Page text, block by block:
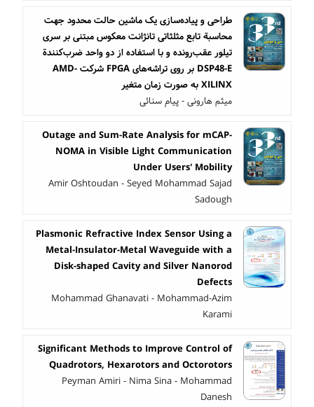
طراحی و پیاده‌سازی یک ماشین حالت محدود جهت
محاسبة تابع مثلثاتی تانژانت معکوس مبتنی بر سری
تیلور عقب‌رونده و با استفاده از دو واحد ضرب‌کنندة
DSP48-E بر روی تراشه‌های FPGA شرکت AMD-
XILINX به صورت زمان متغیر
میثم هارونی - پیام سنائی
Outage and Sum-Rate Analysis for mCAP-
NOMA in Visible Light Communication
Under Users' Mobility
Amir Oshtoudan - Seyed Mohammad Sajad
Sadough
Plasmonic Refractive Index Sensor Using a
Metal-Insulator-Metal Waveguide with a
Disk-shaped Cavity and Silver Nanorod
Defects
Mohammad Ghanavati - Mohammad-Azim
Karami
Significant Methods to Improve Control of
Quadrotors, Hexarotors and Octorotors
Peyman Amiri - Nima Sina - Mohammad
Danesh